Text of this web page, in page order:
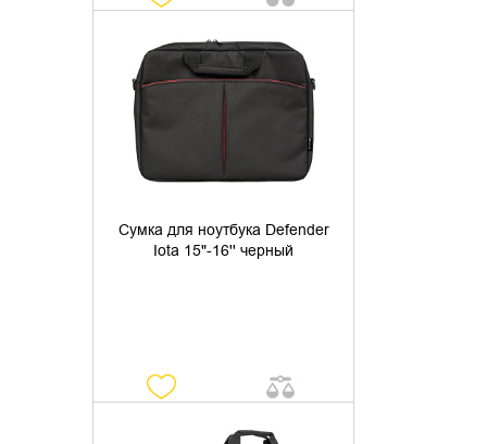
Сумка для ноутбука Defender
Iota 15"-16'' черный
УТОЧНИТЬ НАЛИЧИЕ